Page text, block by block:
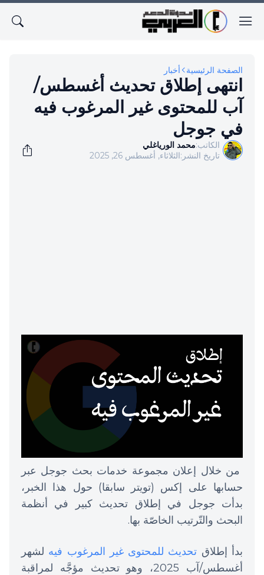
الصفحة الرئيسية أخبار
انتهى إطلاق تحديث أغسطس/
آب للمحتوى غير المرغوب فيه
في جوجل
الكاتب:محمد الورياغلي
تاريخ النشر:الثلاثاء, أغسطس 26, 2025
من خلال إعلان مجموعة خدمات بحث جوجل عبر
حسابها على إكس (تويتر سابقا) حول هذا الخبر،
بدأت جوجل في إطلاق تحديث كبير في أنظمة
البحث والتّرتيب الخاصّة بها.
بدأ إطلاق تحديث للمحتوى غير المرغوب فيه لشهر
أغسطس/آب 2025، وهو تحديث مؤجَّه لمراقبة